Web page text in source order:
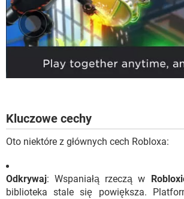
Kluczowe cechy
Oto niektóre z głównych cech Robloxa:
Odkrywaj: Wspaniałą rzeczą w
biblioteka stale się powiększa.